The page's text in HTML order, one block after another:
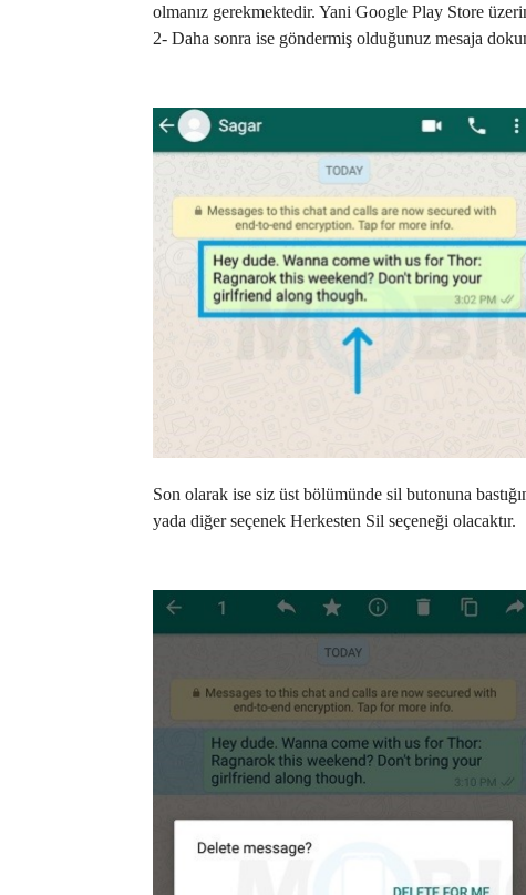
olmanız gerekmektedir. Yani Google Play Store
2- Daha sonra ise göndermiş olduğunuz mesaja
Son olarak ise siz üst bölümünde sil butonuna
yada diğer seçenek Herkesten Sil seçeneği olacaktır.